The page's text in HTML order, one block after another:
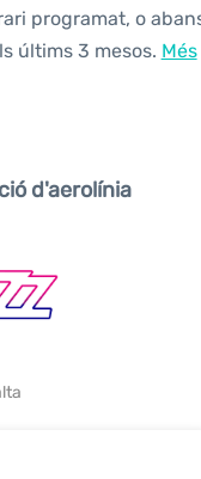
programat, o
últims 3 mesos. Més
d'aerolínia